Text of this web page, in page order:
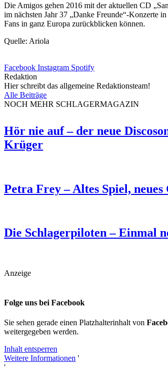
Die Amigos gehen 2016 mit der aktuellen CD
im nächsten Jahr 37 „Danke Freunde“-Konzerte
Fans in ganz Europa zurückblicken können.
Quelle: Ariola
Facebook Instagram Spotify
Redaktion
Hier schreibt das allgemeine Redaktionsteam!
Alle Beiträge
NOCH MEHR SCHLAGERMAGAZIN
Hör nie auf – der neue
Krüger
Petra Frey – Altes Spiel, neues
Die Schlagerpiloten – Einmal
Anzeige
Folge uns bei Facebook
Sie sehen gerade einen Platzhalterinhalt von
weitergegeben werden.
Inhalt entsperren
Weitere Informationen '
'